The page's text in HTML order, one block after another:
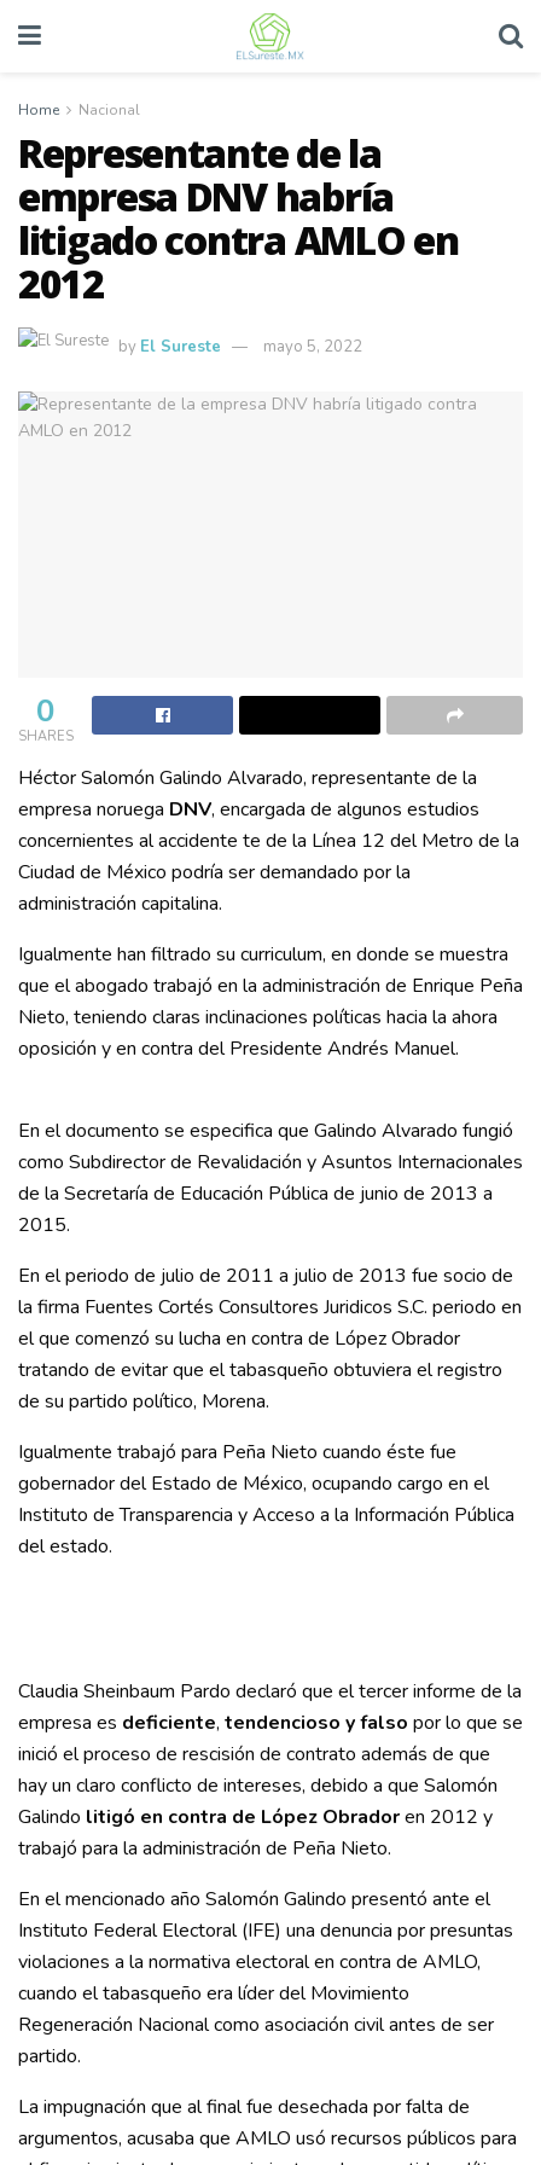
Home Nacional
Representante de la
empresa DNV habría
litigado contra AMLO en
2012
by El Sureste mayo 5, 2022
0
SHARES
Héctor Salomón Galindo Alvarado, representante de la
empresa noruega DNV, encargada de algunos estudios
concernientes al accidente te de la Línea 12 del Metro de la
Ciudad de México podría ser demandado por la
administración capitalina.
Igualmente han filtrado su curriculum, en donde se muestra
que el abogado trabajó en la administración de Enrique Peña
Nieto, teniendo claras inclinaciones políticas hacia la ahora
oposición y en contra del Presidente Andrés Manuel.
En el documento se especifica que Galindo Alvarado fungió
como Subdirector de Revalidación y Asuntos Internacionales
de la Secretaría de Educación Pública de junio de 2013 a
2015.
En el periodo de julio de 2011 a julio de 2013 fue socio de
la firma Fuentes Cortés Consultores Juridicos S.C. periodo en
el que comenzó su lucha en contra de López Obrador
tratando de evitar que el tabasqueño obtuviera el registro
de su partido político, Morena.
Igualmente trabajó para Peña Nieto cuando éste fue
gobernador del Estado de México, ocupando cargo en el
Instituto de Transparencia y Acceso a la Información Pública
del estado.
Claudia Sheinbaum Pardo declaró que el tercer informe de la
empresa es deficiente, tendencioso y falso por lo que se
inició el proceso de rescisión de contrato además de que
hay un claro conflicto de intereses, debido a que Salomón
Galindo litigó en contra de López Obradoren 2012 y
trabajó para la administración de Peña Nieto.
En el mencionado año Salomón Galindo presentó ante el
Instituto Federal Electoral (IFE) una denuncia por presuntas
violaciones a la normativa electoral en contra de AMLO,
cuando el tabasqueño era líder del Movimiento
Regeneración Nacional como asociación civil antes de ser
partido.
La impugnación que al final fue desechada por falta de
argumentos, acusaba que AMLO usó recursos públicos para